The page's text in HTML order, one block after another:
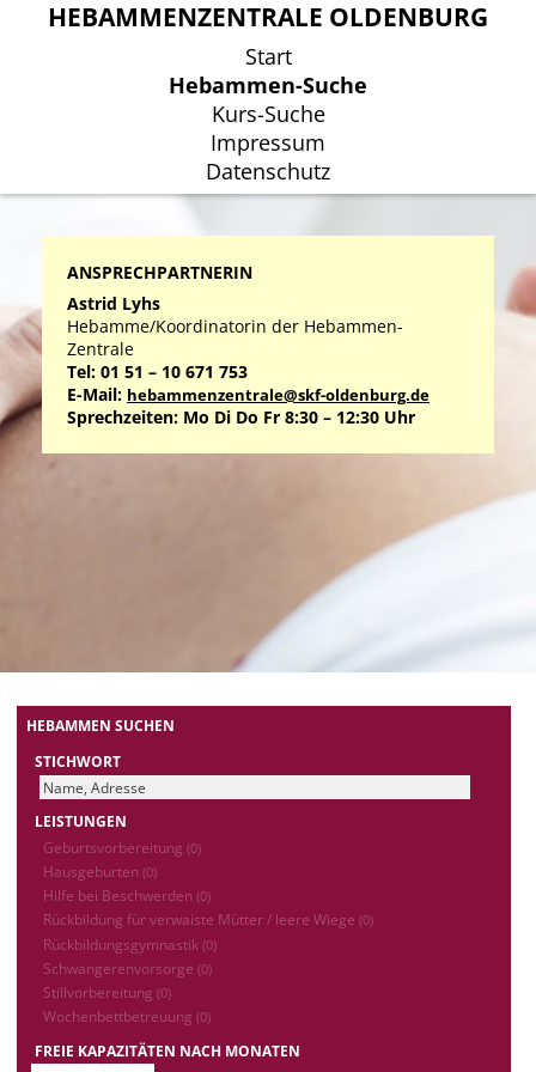
HEBAMMENZENTRALE OLDENBURG
Start
Hebammen-Suche
Kurs-Suche
Impressum
Datenschutz
HEBAMMENZENTRALE OLDENBURG
Start
Hebammen-Suche
Kurs-Suche
Impressum
Datenschutz
ANSPRECHPARTNERIN
Astrid Lyhs
Hebamme/Koordinatorin der Hebammen-
Zentrale
Tel: 01 51 – 10 671 753
E-Mail: hebammenzentrale@skf-oldenburg.de
Sprechzeiten: Mo Di Do Fr 8:30 – 12:30 Uhr
HEBAMMEN SUCHEN
STICHWORT
LEISTUNGEN
Geburtsvorbereitung (0)
Hausgeburten (0)
Hilfe bei Beschwerden (0)
Rückbildung für verwaiste Mütter / leere Wiege (0)
Rückbildungsgymnastik (0)
Schwangerenvorsorge (0)
Stillvorbereitung (0)
Wochenbettbetreuung (0)
FREIE KAPAZITÄTEN NACH MONATEN